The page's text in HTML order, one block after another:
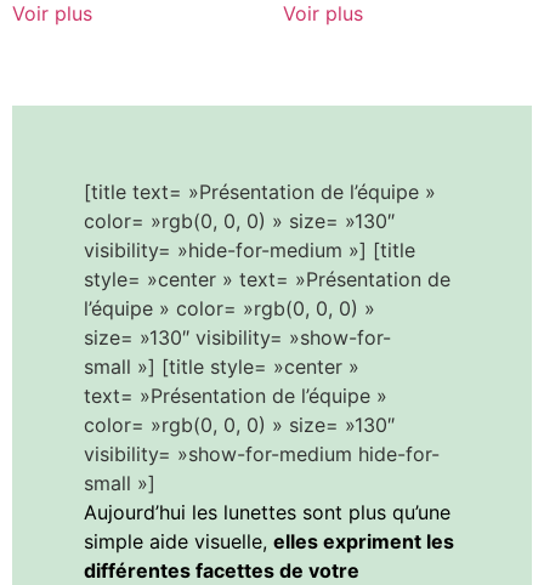
Voir plus Voir plus
‹ ›
[title text= »Présentation de l’équipe »
color= »rgb(0, 0, 0) » size= »130″
visibility= »hide-for-medium »] [title
style= »center » text= »Présentation de
l’équipe » color= »rgb(0, 0, 0) »
size= »130″ visibility= »show-for-
small »] [title style= »center »
text= »Présentation de l’équipe »
color= »rgb(0, 0, 0) » size= »130″
visibility= »show-for-medium hide-for-
small »]
Aujourd’hui les lunettes sont plus qu’une
simple aide visuelle, elles expriment les
différentes facettes de votre